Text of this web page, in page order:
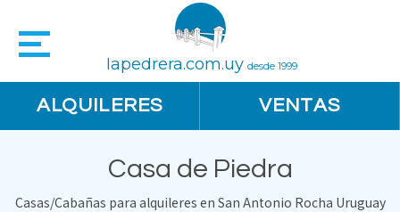
lapedrera.com.uy desde 1999
ALQUILERES VENTAS
Casa de Piedra
Casas/Cabañas para alquileres en San Antonio Rocha Uruguay